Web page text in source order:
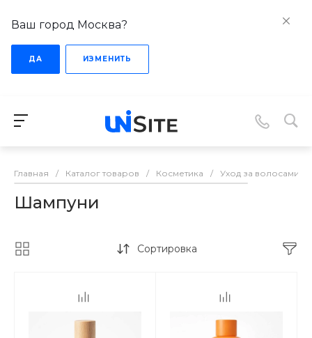
Ваш город Москва?
ДА ИЗМЕНИТЬ
Главная / Каталог товаров / Косметика / Уход за волосами
Шампуни
Сортировка